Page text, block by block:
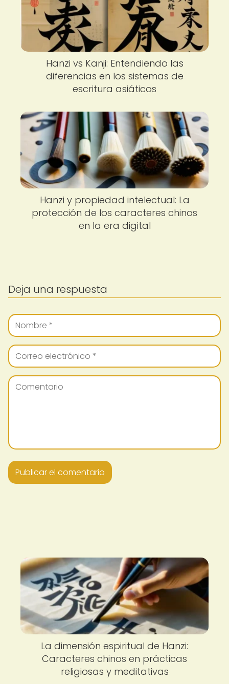
Hanzi vs Kanji: Entendiendo las
diferencias en los sistemas de
escritura asiáticos
Hanzi y propiedad intelectual: La
protección de los caracteres chinos
en la era digital
Deja una respuesta
La dimensión espiritual de Hanzi:
Caracteres chinos en prácticas
religiosas y meditativas